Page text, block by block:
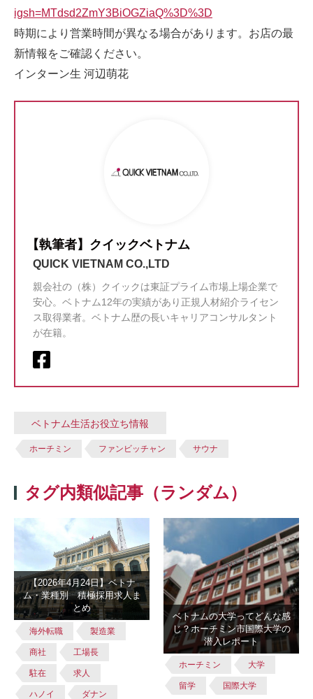
igsh=MTdsd2ZmY3BiOGZiaQ%3D%3D
時期により営業時間が異なる場合があります。お店の最
新情報をご確認ください。
インターン生 河辺萌花
【執筆者】クイックベトナム
QUICK VIETNAM CO.,LTD
親会社の（株）クイックは東証プライム市場上場企業で
安心。ベトナム12年の実績があり正規人材紹介ライセン
ス取得業者。ベトナム歴の長いキャリアコンサルタント
が在籍。
ベトナム生活お役立ち情報
ホーチミン ファンビッチャン サウナ
タグ内類似記事（ランダム）
【2026年4月24日】ベトナ
ム・業種別 積極採用求人ま
とめ
海外転職 製造業
商社 工場長
駐在 求人
ハノイ ダナン
ベトナムの大学ってどんな感
じ？ホーチミン市国際大学の
潜入レポート
ホーチミン 大学
留学 国際大学